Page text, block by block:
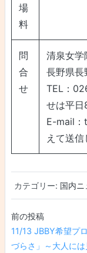
場
料
問
合
せ
清泉女学
長野県
TEL：
せは平日
E-mail
えて送信
カテゴリー: 国内ニ
投稿ナビ
11/13 JBBY希望プ
づらさ」～大人には